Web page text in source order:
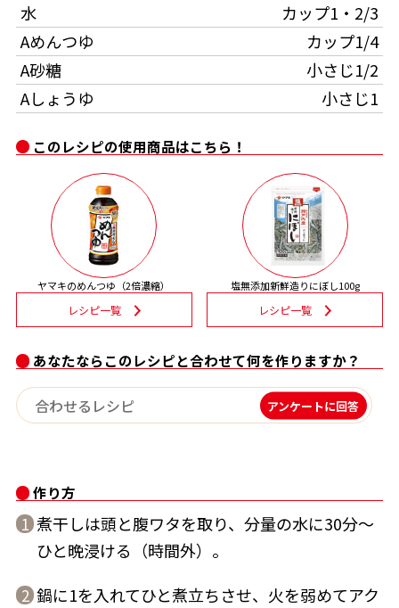
サッと鍋® 楽チン鍋®
楽チン屋® ストレートつゆ
割烹白だしレシピ
レシピ特設サイト
割烹白だしレシピ特集
だし巻き卵特集
かつおだしが決め手！簡単茶碗蒸し
このレシピの使用商品はこちら！
ヤマキのめんつゆ（2倍濃縮）
レシピ一覧
塩無添加新鮮造りにぼし100g
レシピ一覧
あなたならこのレシピと合わせて何を作りますか？
アンケートに回答
作り方
1 煮干しは頭と腹ワタを取り、分量の水に30分〜
ひと晩浸ける（時間外）。
2 鍋に1を入れてひと煮立ちさせ、火を弱めてアク
水
カップ1・2/3
Aめんつゆ
カップ1/4
A砂糖
小さじ1/2
Aしょうゆ
小さじ1